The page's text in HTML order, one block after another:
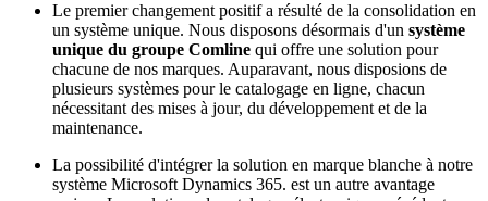
Le premier changement positif a résulté de la consolidation en
un système unique. Nous disposons désormais d'un système
unique du groupe Comline qui offre une solution pour
chacune de nos marques. Auparavant, nous disposions de
plusieurs systèmes pour le catalogage en ligne, chacun
nécessitant des mises à jour, du développement et de la
maintenance.
La possibilité d'intégrer la solution en marque blanche à notre
système Microsoft Dynamics 365. est un autre avantage